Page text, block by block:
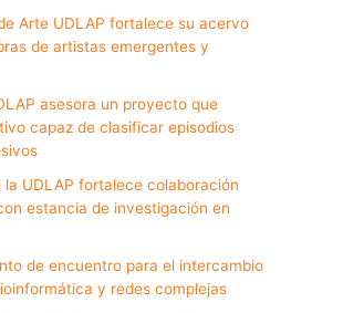
Arte UDLAP fortalece su acervo
de artistas emergentes y
asesora un proyecto que
capaz de clasificar episodios
la UDLAP fortalece colaboración
estancia de investigación en
de encuentro para el intercambio
y redes complejas